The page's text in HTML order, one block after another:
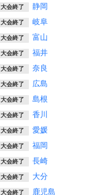
大会終了 静岡
大会終了 岐阜
大会終了 富山
大会終了 福井
大会終了 奈良
大会終了 広島
大会終了 島根
大会終了 香川
大会終了 愛媛
大会終了 福岡
大会終了 長崎
大会終了 大分
大会終了 鹿児島